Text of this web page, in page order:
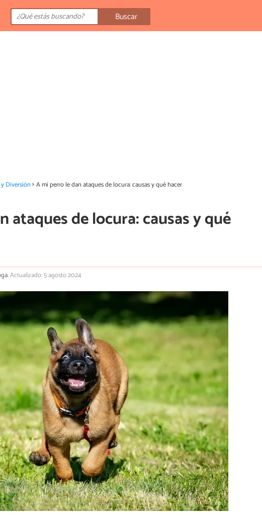
Buscar
Diversión A mi perro le dan ataques de locura: causas y qué hacer
ataques de locura: causas y qué
Actualizado: 5 agosto 2024